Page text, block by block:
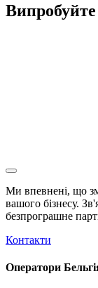
Ми впевнені, що
вашого бізнесу.
безпрограшне
Контакти
Оператори